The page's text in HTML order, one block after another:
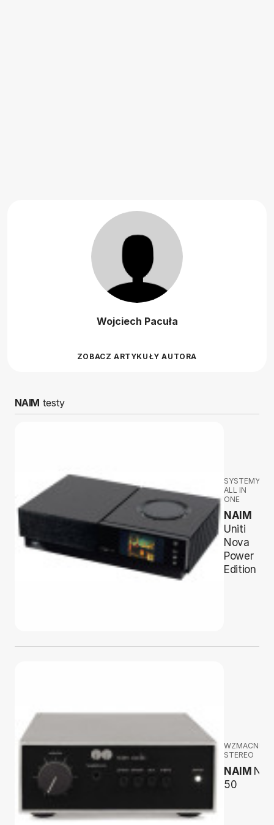
Wojciech Pacuła
ZOBACZ ARTYKUŁY AUTORA
NAIM testy
SYSTEMY
ALL IN
ONE
NAIM
Uniti
Nova
Power
Edition
STEREO
NAIM Nait
50